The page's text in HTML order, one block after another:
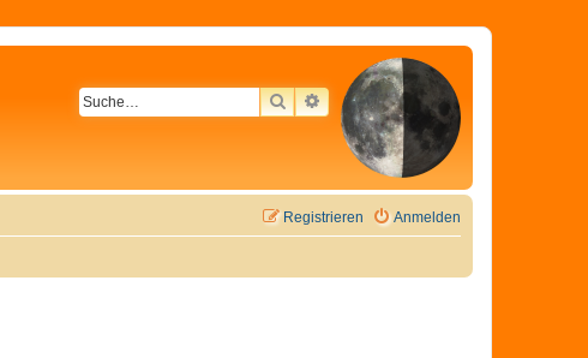
SUCHEERWEITERTE SUCHE
Anmelden
Registrieren